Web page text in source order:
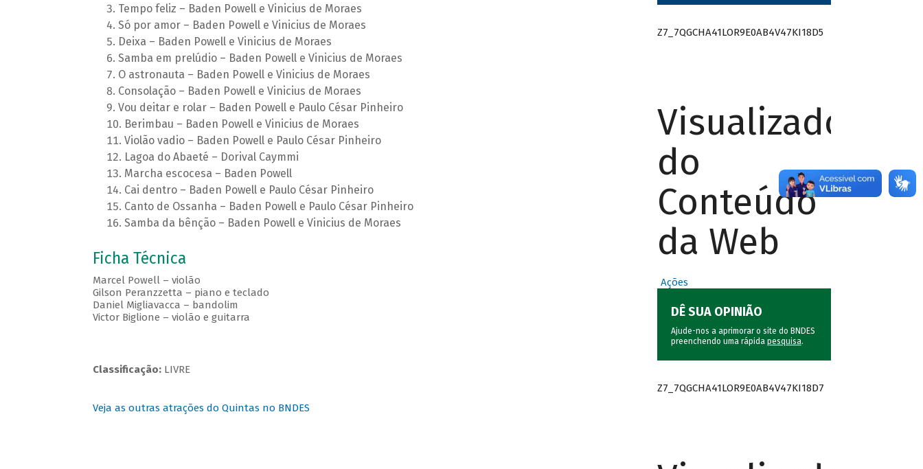
Tempo feliz – Baden Powell e Vinicius de Moraes
Só por amor – Baden Powell e Vinicius de Moraes
Deixa – Baden Powell e Vinicius de Moraes
Samba em prelúdio – Baden Powell e Vinicius de Moraes
O astronauta – Baden Powell e Vinicius de Moraes
Consolação – Baden Powell e Vinicius de Moraes
Vou deitar e rolar – Baden Powell e Paulo César Pinheiro
Berimbau – Baden Powell e Vinicius de Moraes
Violão vadio – Baden Powell e Paulo César Pinheiro
Lagoa do Abaeté – Dorival Caymmi
Marcha escocesa – Baden Powell
Cai dentro – Baden Powell e Paulo César Pinheiro
Canto de Ossanha – Baden Powell e Paulo César Pinheiro
Samba da bênção – Baden Powell e Vinicius de Moraes
Ficha Técnica
Marcel Powell – violão
Gilson Peranzzetta – piano e teclado
Daniel Migliavacca – bandolim
Victor Biglione – violão e guitarra
Classificação: LIVRE
Veja as outras atrações do Quintas no BNDES
Z7_7QGCHA41LOR9E0AB4V47KI18D5
Visualizador
do
Conteúdo
da Web
Ações
DÊ SUA OPINIÃO
Ajude-nos a aprimorar o site do BNDES
preenchendo uma rápida pesquisa.
Z7_7QGCHA41LOR9E0AB4V47KI18D7